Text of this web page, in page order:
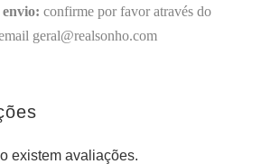
confirme por favor através do
geral@realsonho.com
existem avaliações.